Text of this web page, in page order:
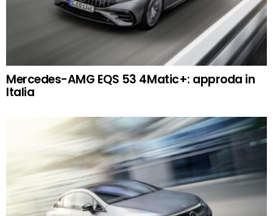
Mercedes-AMG EQS 53 4Matic+: approda in
Italia